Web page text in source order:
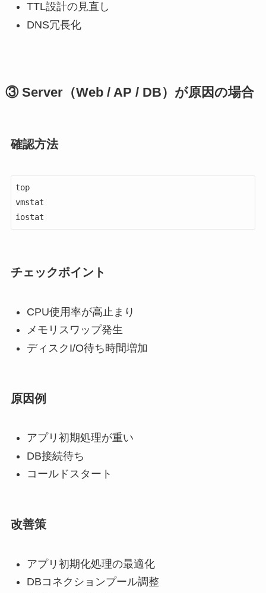
TTL設計の見直し
DNS冗長化
③ Server（Web / AP / DB）が原因の場合
確認方法
top
vmstat
iostat
チェックポイント
CPU使用率が高止まり
メモリスワップ発生
ディスクI/O待ち時間増加
原因例
アプリ初期処理が重い
DB接続待ち
コールドスタート
改善策
アプリ初期化処理の最適化
DBコネクションプール調整